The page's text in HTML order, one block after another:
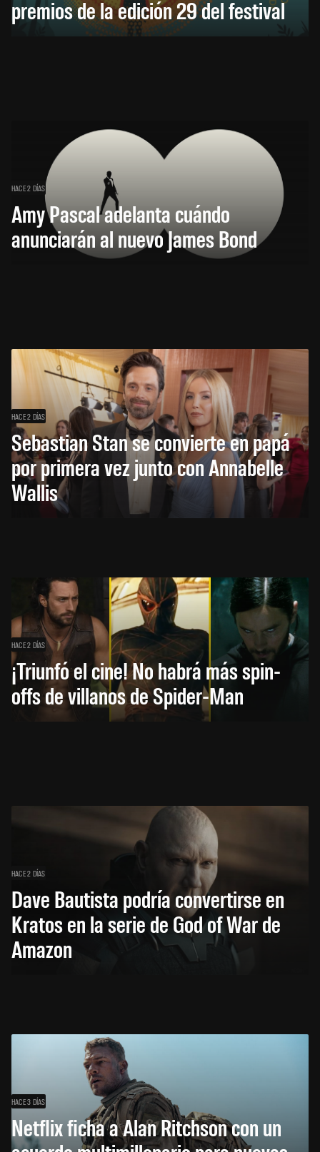
premios de la edición 29 del festival
HACE 2 DÍAS
Amy Pascal adelanta cuándo
anunciarán al nuevo James Bond
HACE 2 DÍAS
Sebastian Stan se convierte en papá
por primera vez junto con Annabelle
Wallis
HACE 2 DÍAS
¡Triunfó el cine! No habrá más spin-
offs de villanos de Spider-Man
HACE 2 DÍAS
Dave Bautista podría convertirse en
Kratos en la serie de God of War de
Amazon
HACE 3 DÍAS
Netflix ficha a Alan Ritchson con un